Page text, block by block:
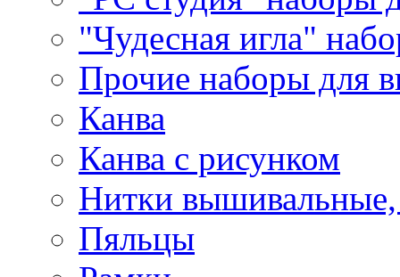
"Чудесная игла"
Прочие наборы для
Канва
Канва с рисунком
Нитки
Пяльцы